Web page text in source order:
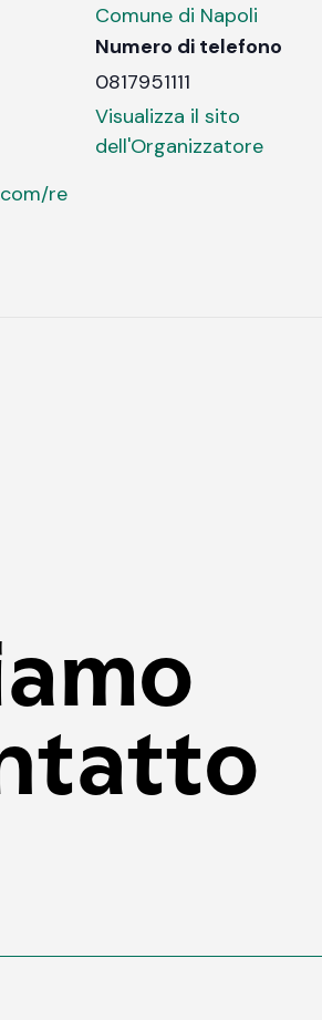
re
Comune di Napoli
Numero di telefono
0817951111
Visualizza il sito
dell'Organizzatore